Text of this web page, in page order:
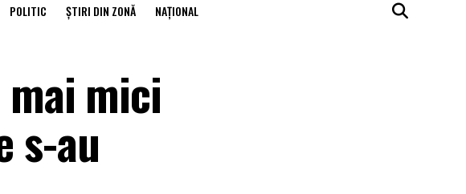
POLITIC ŞTIRI DIN ZONĂ NAŢIONAL
mai mici
s-au